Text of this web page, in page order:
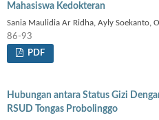
Mahasiswa Kedokteran
Sania Maulidia Ar Ridha, Ayly Soekanto,
86-93
PDF
Hubungan antara Status Gizi
RSUD Tongas Probolinggo